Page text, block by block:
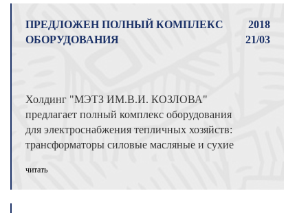
ПРЕДЛОЖЕН ПОЛНЫЙ КОМПЛЕКС
ОБОРУДОВАНИЯ
2018
21/03
Холдинг "МЭТЗ ИМ.В.И. КОЗЛОВА"
предлагает полный комплекс оборудования
для электроснабжения тепличных хозяйств:
трансформаторы силовые масляные и сухие
читать